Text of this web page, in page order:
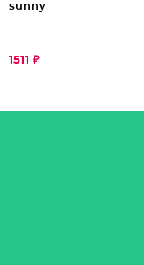
sunny
1511 ₽